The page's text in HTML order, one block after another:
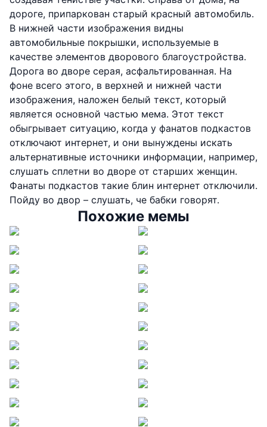
дороге, припаркован старый красный автомобиль.
В нижней части изображения видны
автомобильные покрышки, используемые в
качестве элементов дворового благоустройства.
Дорога во дворе серая, асфальтированная. На
фоне всего этого, в верхней и нижней части
изображения, наложен белый текст, который
является основной частью мема. Этот текст
обыгрывает ситуацию, когда у фанатов подкастов
отключают интернет, и они вынуждены искать
альтернативные источники информации, например,
слушать сплетни во дворе от старших женщин.
Фанаты подкастов такие блин интернет отключили.
Пойду во двор – слушать, че бабки говорят.
Похожие мемы